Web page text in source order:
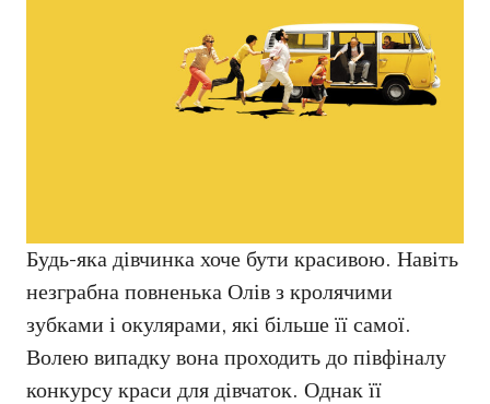
Будь-яка дівчинка хоче бути красивою. Навіть
незграбна повненька Олів з кролячими
зубками і окулярами, які більше її самої.
Волею випадку вона проходить до півфіналу
конкурсу краси для дівчаток. Однак її